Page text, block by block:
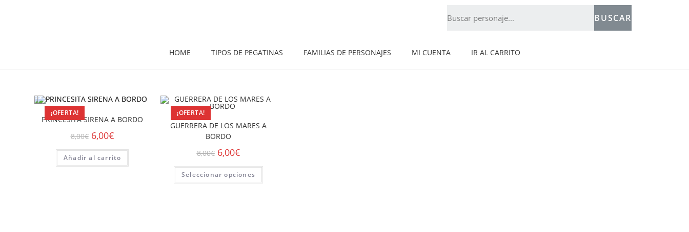
BUSCAR
HOME TIPOS DE PEGATINAS FAMILIAS DE PERSONAJES MI CUENTA IR AL CARRITO
¡OFERTA!
PRINCESITA SIRENA A BORDO
8,00€ 6,00€
Añadir al carrito
¡OFERTA!
GUERRERA DE LOS MARES A
BORDO
8,00€ 6,00€
Seleccionar opciones